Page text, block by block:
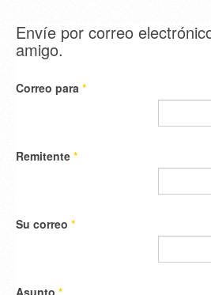
Envíe por correo
amigo.
Correo para *
Remitente *
Su correo *
Asunto *